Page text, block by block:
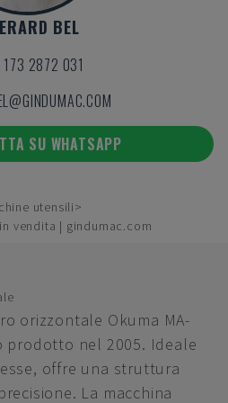
BEL
2872 031
SU WHATSAPP
utensili
vendita | gindumac.com
orizzontale Okuma MA-
prodotto nel 2005. Ideale
offre una struttura
La macchina